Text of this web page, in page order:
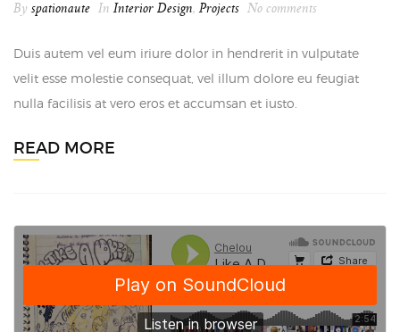
By spationaute In Interior Design, Projects No comments
Duis autem vel eum iriure dolor in hendrerit in vulputate
velit esse molestie consequat, vel illum dolore eu feugiat
nulla facilisis at vero eros et accumsan et iusto.
READ MORE